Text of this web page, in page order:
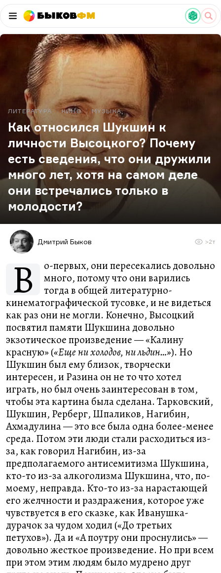
БыковФМ
ЛИТЕРАТУРА КИНО МУЗЫКА
Как относился Шукшин к
личности Высоцкого? Почему
есть сведения, что они дружили
много лет, хотя на самом деле
они встречались только в
молодости?
Дмитрий Быков >2т
В
о-первых, они пересекались довольно
много, потому что они варились
тогда в общей литературно-
кинематографической тусовке, и не видеться
как раз они не могли. Конечно, Высоцкий
посвятил памяти Шукшина довольно
экзотическое произведение — «Калину
красную» («Еще ни холодов, ни льдин…»). Но
Шукшин был ему близок, творчески
интересен, и Разина он не то что хотел
играть, но был очень заинтересован в том,
чтобы эта картина была сделана. Тарковский,
Шукшин, Рерберг, Шпаликов, Нагибин,
Ахмадулина — это все была одна более-менее
среда. Потом эти люди стали расходиться из-
за, как говорил Нагибин, из-за
предполагаемого антисемитизма Шукшина,
кто-то из-за алкоголизма Шукшина, что, по-
моему, неправда. Кто-то из-за нарастающей
его желчности и раздражения, которое уже
чувствуется в его сказке, как Иванушка-
дурачок за чудом ходил («До третьих
петухов»). Да и «А поутру они проснулись» —
довольно жесткое произведение. Но при всем
при этом этим людям было мудрено друг